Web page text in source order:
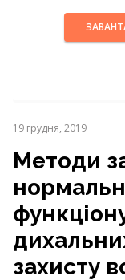
19 грудня, 2019
Методи
захисту